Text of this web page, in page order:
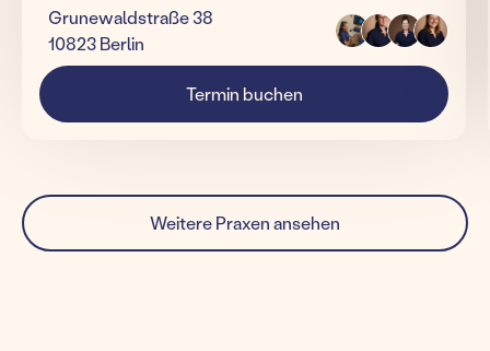
Grunewaldstraße 38
10823 Berlin
Termin buchen
Weitere Praxen ansehen